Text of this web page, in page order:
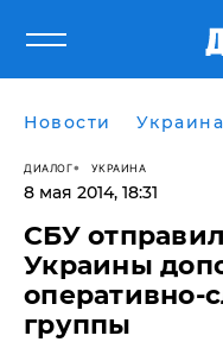
Новости Украина
ДИАЛОГ УКРАИНА
8 мая 2014, 18:31
СБУ
Украины
оперативно-
группы